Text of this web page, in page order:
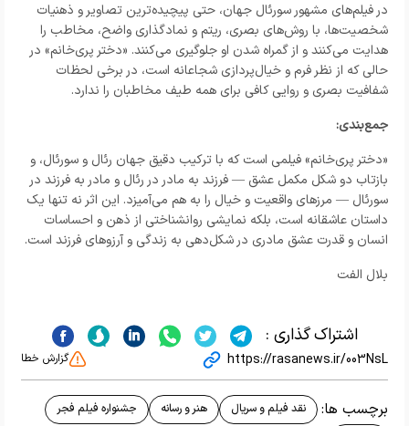
در فیلم‌های مشهور سورئال جهان، حتی پیچیده‌ترین تصاویر و ذهنیات
شخصیت‌ها، با روش‌های بصری، ریتم و نمادگذاری واضح، مخاطب را
هدایت می‌کنند و از گمراه شدن او جلوگیری می‌کنند. «دختر پری‌خانم» در
حالی که از نظر فرم و خیال‌پردازی شجاعانه است، در برخی لحظات
شفافیت بصری و روایی کافی برای همه طیف مخاطبان را ندارد.
جمع‌بندی:
«دختر پری‌خانم» فیلمی است که با ترکیب دقیق جهان رئال و سورئال، و
بازتاب دو شکل مکمل عشق —فرزند به مادر در رئال و مادر به فرزند در
سورئال — مرزهای واقعیت و خیال را به هم می‌آمیزد. این اثر نه تنها یک
داستان عاشقانه است، بلکه نمایشی روانشناختی از ذهن و احساسات
انسان و قدرت عشق مادری در شکل‌دهی به زندگی و آرزوهای فرزند است.
بلال الفت
اشتراک گذاری :
https://rasanews.ir/003NsL گزارش خطا
برچسب ها: نقد فیلم و سریال هنر و رسانه
جشنواره فیلم فجر